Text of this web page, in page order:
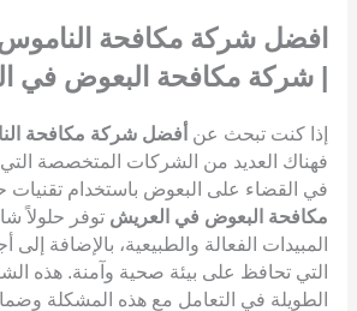
افضل شركة مكافحة
| شركة مكافحة البعوض في
إذا كنت تبحث عن أفضل شركة مكافحة
فهناك العديد من الشركات المتخصصة
في القضاء على البعوض باستخدام تقنيات
مكافحة البعوض في العريش توفر حلولاً
المبيدات الفعالة والطبيعية، بالإضافة إلى
التي تحافظ على بيئة صحية وآمنة. هذه
الطويلة في التعامل مع هذه المشكلة